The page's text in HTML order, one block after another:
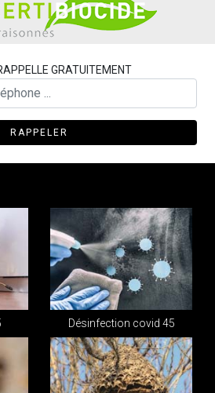
GRATUITEMENT
Désinfection covid 45